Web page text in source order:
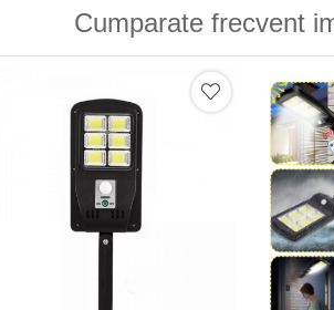
Cumparate frecvent